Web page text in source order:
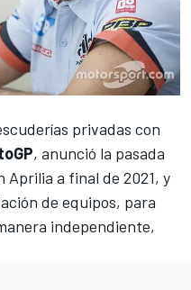
privadas con
, anunció la pasada
Aprilia a final de 2021, y
de equipos, para
independiente,